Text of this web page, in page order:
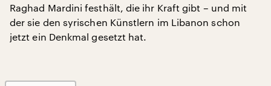
Raghad Mardini festhält, die ihr Kraft gibt – und mit
der sie den syrischen Künstlern im Libanon schon
jetzt ein Denkmal gesetzt hat.